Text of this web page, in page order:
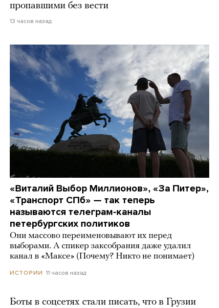
пропавшими без вести
13 часов назад
«Виталий Выбор Миллионов», «За Питер»,
«Транспорт СПб» — так теперь
называются телеграм-каналы
петербургских политиков
Они массово переименовывают их перед
выборами. А спикер заксобрания даже удалил
канал в «Максе» (Почему? Никто не понимает)
ИСТОРИИ 11 часов назад
Боты в соцсетях стали писать, что в Грузии